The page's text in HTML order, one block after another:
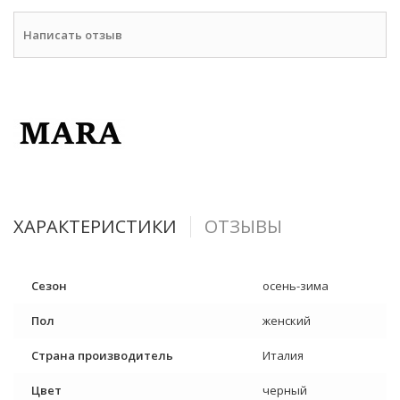
Написать отзыв
ХАРАКТЕРИСТИКИ ОТЗЫВЫ
Сезон осень-зима
Пол женский
Страна производитель Италия
Цвет черный